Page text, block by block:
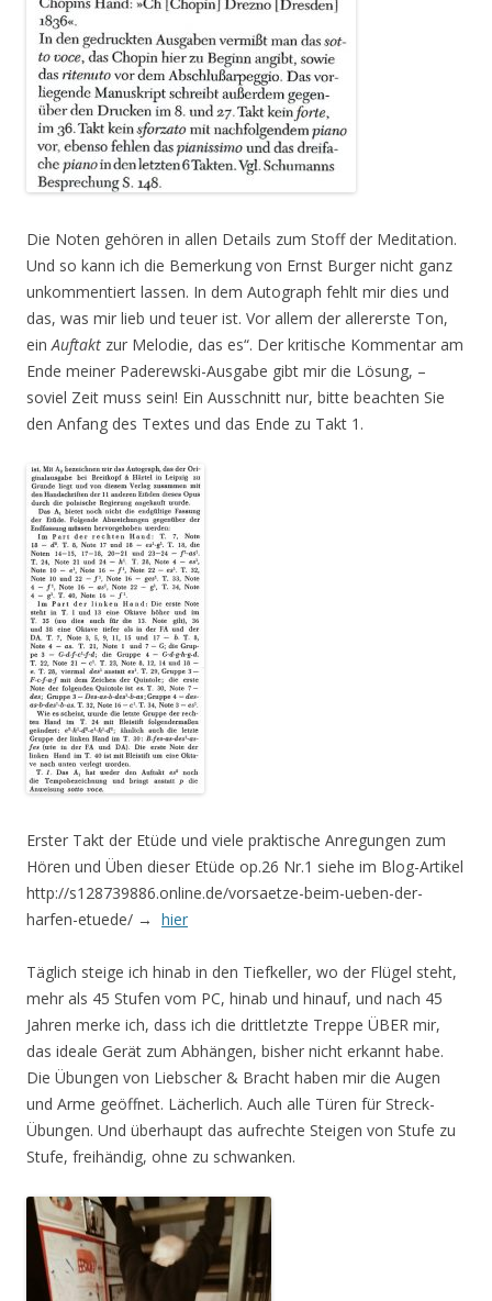
Die Noten gehören in allen Details zum Stoff der Meditation.
Und so kann ich die Bemerkung von Ernst Burger nicht ganz
unkommentiert lassen. In dem Autograph fehlt mir dies und
das, was mir lieb und teuer ist. Vor allem der allererste Ton,
einAuftakt zur Melodie, das es“. Der kritische Kommentar am
Ende meiner Paderewski-Ausgabe gibt mir die Lösung, –
soviel Zeit muss sein! Ein Ausschnitt nur, bitte beachten Sie
den Anfang des Textes und das Ende zu Takt 1.
Erster Takt der Etüde und viele praktische Anregungen zum
Hören und Üben dieser Etüde op.26 Nr.1 siehe im Blog-Artikel
http://s128739886.online.de/vorsaetze-beim-ueben-der-
harfen-etuede/ → hier
Täglich steige ich hinab in den Tiefkeller, wo der Flügel steht,
mehr als 45 Stufen vom PC, hinab und hinauf, und nach 45
Jahren merke ich, dass ich die drittletzte Treppe ÜBER mir,
das ideale Gerät zum Abhängen, bisher nicht erkannt habe.
Die Übungen von Liebscher & Bracht haben mir die Augen
und Arme geöffnet. Lächerlich. Auch alle Türen für Streck-
Übungen. Und überhaupt das aufrechte Steigen von Stufe zu
Stufe, freihändig, ohne zu schwanken.